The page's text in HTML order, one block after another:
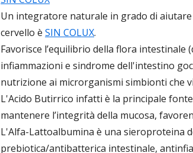
Un integratore naturale in grado di
cervello è SIN COLUX.
Favorisce l’equilibrio della flora
infiammazioni e sindrome dell'intestino
nutrizione ai microrganismi simbionti che
L'Acido Butirrico infatti è la principale
mantenere l’integrità della mucosa,
L'Alfa-Lattoalbumina è una sieroproteina
prebiotica/antibatterica intestinale,